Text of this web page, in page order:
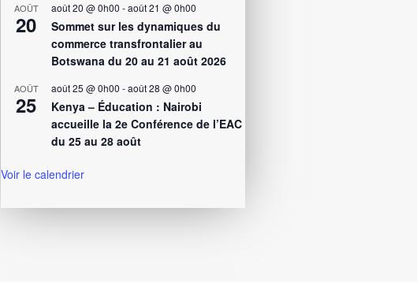
AOÛT
20
août 20 @ 0h00 -août 21 @ 0h00
Sommet sur les dynamiques du
commerce transfrontalier au
Botswana du 20 au 21 août 2026
AOÛT
25
août 25 @ 0h00 -août 28 @ 0h00
Kenya – Éducation : Nairobi
accueille la 2e Conférence de l’EAC
du 25 au 28 août
Voir le calendrier